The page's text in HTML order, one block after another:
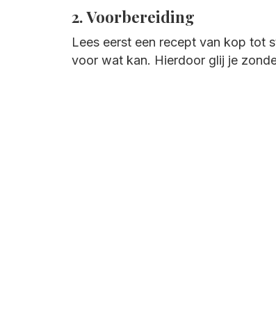
2. Voorbereiding
Lees eerst een recept van kop tot
voor wat kan. Hierdoor glij je